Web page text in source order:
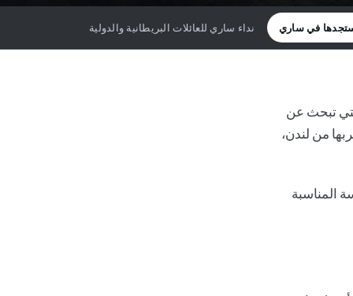
نداء ساري للعائلات البريطانية والدولية في ساري
تبحث عن
من لندن،
المناسبة